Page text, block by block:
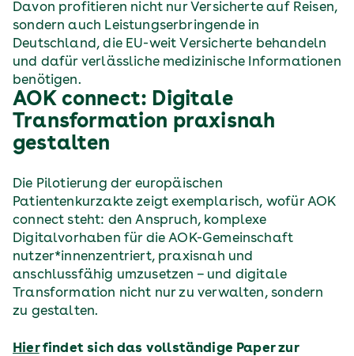
Davon profitieren nicht nur Versicherte auf Reisen,
sondern auch Leistungserbringende in
Deutschland, die EU-weit Versicherte behandeln
und dafür verlässliche medizinische Informationen
benötigen.
AOK connect: Digitale
Transformation praxisnah
gestalten
Die Pilotierung der europäischen
Patientenkurzakte zeigt exemplarisch, wofür AOK
connect steht: den Anspruch, komplexe
Digitalvorhaben für die AOK-Gemeinschaft
nutzer*innenzentriert, praxisnah und
anschlussfähig umzusetzen – und digitale
Transformation nicht nur zu verwalten, sondern
zu gestalten.
Hierfindet sich das vollständige Paper zur